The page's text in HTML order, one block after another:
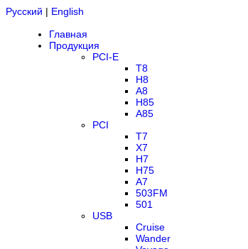
Русский | English
Главная
Продукция
PCI-E
T8
H8
A8
H85
A85
PCI
T7
X7
H7
H75
A7
503FM
501
USB
Cruise
Wander